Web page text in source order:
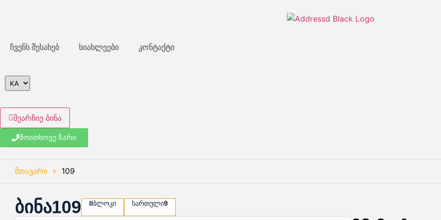
ჩვენს შესახებ სიახლეები კონტაქტი
შეარჩიე ბინა
მოითხოვე ზარი
მთავარი » 109
ბინა109 IIბლოკი სართული9